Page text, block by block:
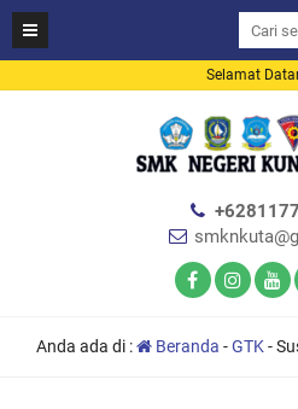
Selamat
Anda ada di : Beranda -GTK-